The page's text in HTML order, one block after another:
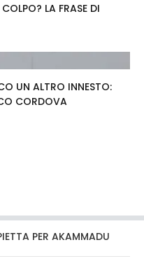
LA FRASE DI
UN ALTRO INNESTO:
CORDOVA
PER AKAMMADU